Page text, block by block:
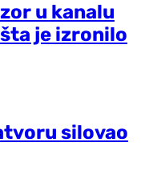
u kanalu
je izronilo
silovao